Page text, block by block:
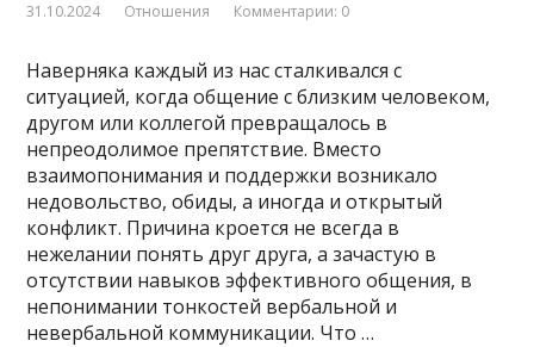
31.10.2024 Отношения Комментарии: 0
Наверняка каждый из нас сталкивался с
ситуацией, когда общение с близким человеком,
другом или коллегой превращалось в
непреодолимое препятствие. Вместо
взаимопонимания и поддержки возникало
недовольство, обиды, а иногда и открытый
конфликт. Причина кроется не всегда в
нежелании понять друг друга, а зачастую в
отсутствии навыков эффективного общения, в
непонимании тонкостей вербальной и
невербальной коммуникации. Что …